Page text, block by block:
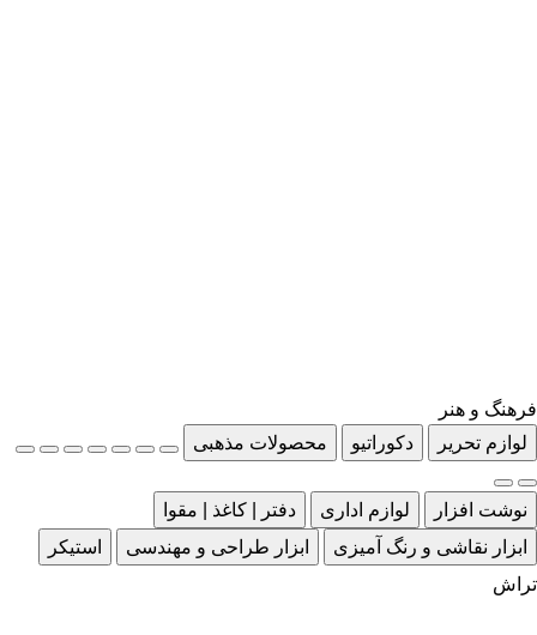
فرهنگ و هنر
لوازم تحریر
دکوراتیو محصولات مذهبی
نوشت افزار لوازم اداری
دفتر | کاغذ | مقوا
ابزار نقاشی و رنگ آمیزی
ابزار طراحی و مهندسی
استیکر
تراش